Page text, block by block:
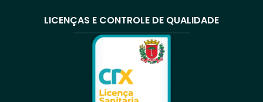
LICENÇAS E CONTROLE DE QUALIDADE